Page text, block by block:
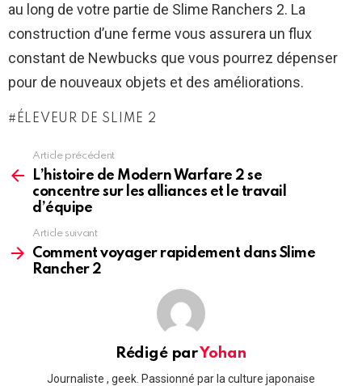
au long de votre partie de Slime Ranchers 2. La
construction d’une ferme vous assurera un flux
constant de Newbucks que vous pourrez dépenser
pour de nouveaux objets et des améliorations.
ÉLEVEUR DE SLIME 2
more
Article précédent
L’histoire de Modern Warfare 2 se
concentre sur les alliances et le travail
d’équipe
Article suivant
Comment voyager rapidement dans Slime
Rancher 2
Rédigé parYohan
Journaliste , geek. Passionné par la culture japonaise